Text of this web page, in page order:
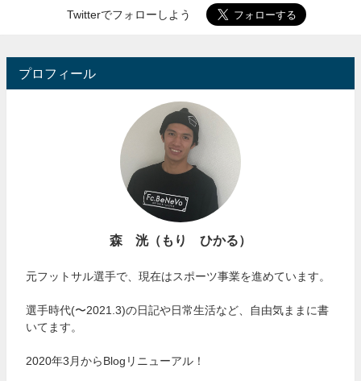
Twitterでフォローしよう
プロフィール
森 洸（もり ひかる）
元フットサル選手で、現在はスポーツ事業を進めています。
選手時代(〜2021.3)の日記や日常生活など、自由気ままに書
いてます。
2020年3月からBlogリニューアル！